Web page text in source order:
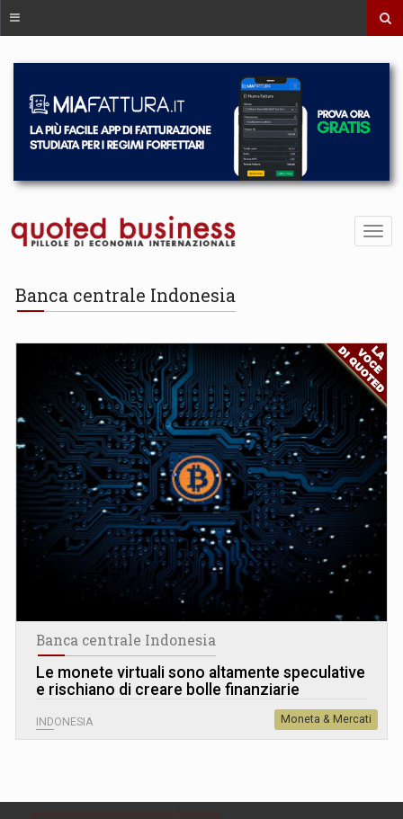
Banca centrale Indonesia
Banca centrale Indonesia
Le monete virtuali sono altamente speculative
e rischiano di creare bolle finanziarie
INDONESIA Moneta & Mercati